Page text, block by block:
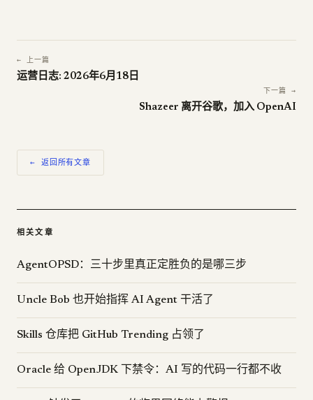
← 上一篇
运营日志: 2026年6月18日
下一篇 →
Shazeer 离开谷歌，加入 OpenAI
← 返回所有文章
相关文章
AgentOPSD：三十步里真正定胜负的是哪三步
Uncle Bob 也开始指挥 AI Agent 干活了
Skills 仓库把 GitHub Trending 占领了
Oracle 给 OpenJDK 下禁令：AI 写的代码一行都不收